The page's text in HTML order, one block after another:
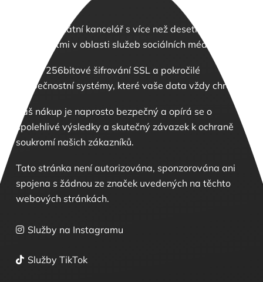
Jsme advokátní kancelář s více než desetiletými
zkušenostmi v oblasti služeb sociálních médií.
Máme 256bitové šifrování SSL a pokročilé
bezpečnostní systémy, které vaše data vždy chrání.
Váš nákup je naprosto bezpečný a opírá se o
spolehlivé výsledky a skutečný závazek k ochraně
soukromí našich zákazníků.
Tato stránka není autorizována, sponzorována ani
spojena s žádnou ze značek uvedených na těchto
webových stránkách.
Služby na Instagramu
Služby TikTok